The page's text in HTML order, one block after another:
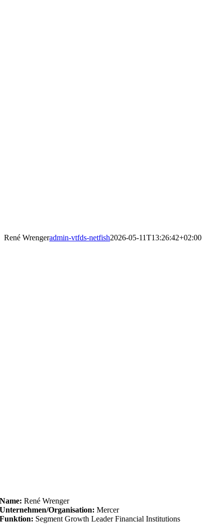
René Wrengeradmin-vtfds-netfish2026-05-11T13:26:42+02:00
Name: René Wrenger
Unternehmen/Organisation: Mercer
Funktion: Segment Growth Leader Financial Institutions